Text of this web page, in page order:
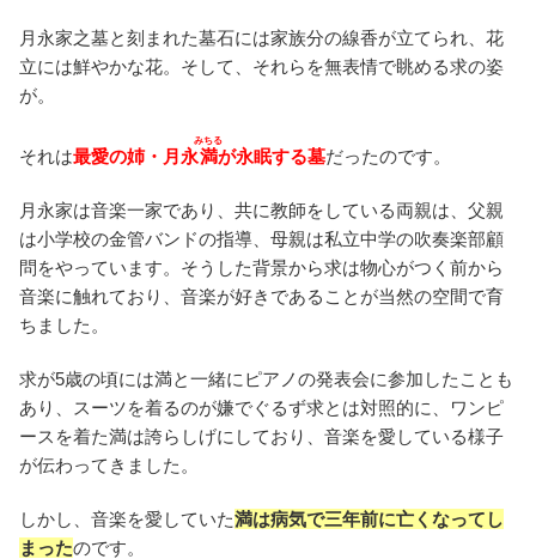
月永家之墓と刻まれた墓石には家族分の線香が立てられ、花
立には鮮やかな花。そして、それらを無表情で眺める求の姿
が。
それは最愛の姉・月永満
みちる
が永眠する墓だったのです。
月永家は音楽一家であり、共に教師をしている両親は、父親
は小学校の金管バンドの指導、母親は私立中学の吹奏楽部顧
問をやっています。そうした背景から求は物心がつく前から
音楽に触れており、音楽が好きであることが当然の空間で育
ちました。
求が5歳の頃には満と一緒にピアノの発表会に参加したことも
あり、スーツを着るのが嫌でぐるず求とは対照的に、ワンピ
ースを着た満は誇らしげにしており、音楽を愛している様子
が伝わってきました。
しかし、音楽を愛していた満は病気で三年前に亡くなってし
まったのです。